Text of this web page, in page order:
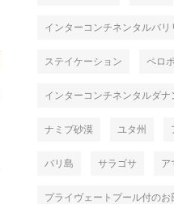
インターコンチネンタルバ
ステイケーション ペロ
インターコンチネンタルダナ
ナミブ砂漠 ユタ州
バリ島 サラゴサ ア
プライヴェートプール付のお